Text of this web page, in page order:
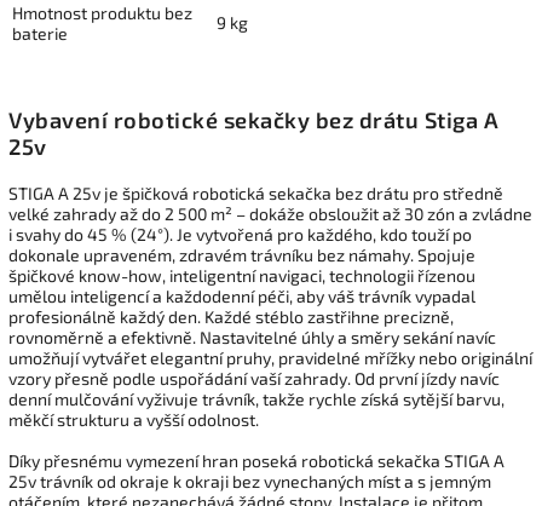
Hmotnost produktu bez
baterie
9 kg
Vybavení robotické sekačky bez drátu Stiga A
25v
STIGA A 25v je špičková robotická sekačka bez drátu pro středně
velké zahrady až do 2 500 m² – dokáže obsloužit až 30 zón a zvládne
i svahy do 45 % (24°). Je vytvořená pro každého, kdo touží po
dokonale upraveném, zdravém trávníku bez námahy. Spojuje
špičkové know-how, inteligentní navigaci, technologii řízenou
umělou inteligencí a každodenní péči, aby váš trávník vypadal
profesionálně každý den. Každé stéblo zastřihne precizně,
rovnoměrně a efektivně. Nastavitelné úhly a směry sekání navíc
umožňují vytvářet elegantní pruhy, pravidelné mřížky nebo originální
vzory přesně podle uspořádání vaší zahrady. Od první jízdy navíc
denní mulčování vyživuje trávník, takže rychle získá sytější barvu,
měkčí strukturu a vyšší odolnost.
Díky přesnému vymezení hran poseká robotická sekačka STIGA A
25v trávník od okraje k okraji bez vynechaných míst a s jemným
otáčením, které nezanechává žádné stopy. Instalace je přitom